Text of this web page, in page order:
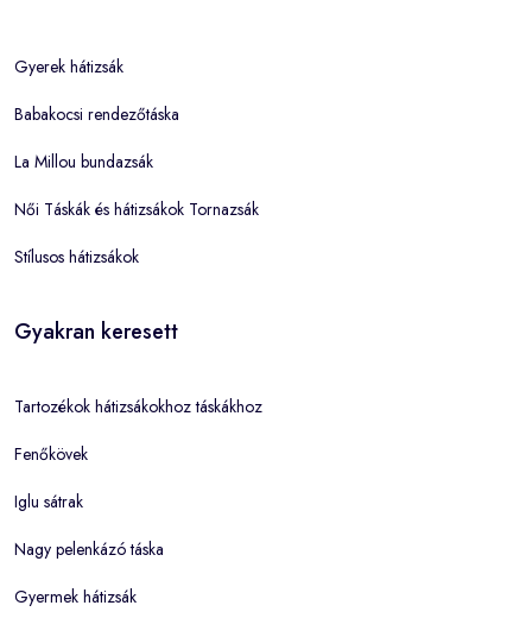
Gyerek hátizsák
Babakocsi rendezőtáska
La Millou bundazsák
Női Táskák és hátizsákok Tornazsák
Stílusos hátizsákok
Gyakran keresett
Tartozékok hátizsákokhoz táskákhoz
Fenőkövek
Iglu sátrak
Nagy pelenkázó táska
Gyermek hátizsák